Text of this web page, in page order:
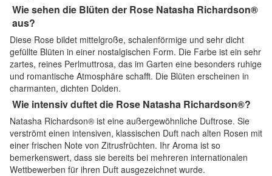
Wie sehen die Blüten der Rose Natasha Richardson®
aus?
Diese Rose bildet mittelgroße, schalenförmige und sehr dicht
gefüllte Blüten in einer nostalgischen Form. Die Farbe ist ein sehr
zartes, reines Perlmuttrosa, das im Garten eine besonders ruhige
und romantische Atmosphäre schafft. Die Blüten erscheinen in
charmanten, dichten Dolden.
Wie intensiv duftet die Rose Natasha Richardson®?
Natasha Richardson® ist eine außergewöhnliche Duftrose. Sie
verströmt einen intensiven, klassischen Duft nach alten Rosen mit
einer frischen Note von Zitrusfrüchten. Ihr Aroma ist so
bemerkenswert, dass sie bereits bei mehreren internationalen
Wettbewerben für ihren Duft ausgezeichnet wurde.